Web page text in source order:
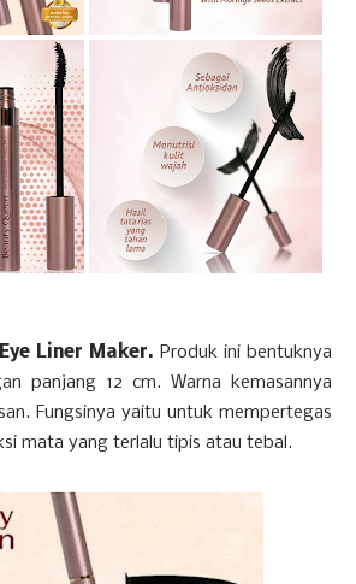
Liner Maker. Produk ini bentuknya
panjang 12 cm. Warna kemasannya
Fungsinya yaitu untuk mempertegas
mata yang terlalu tipis atau tebal.